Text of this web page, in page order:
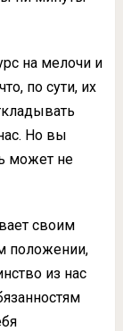
на мелочи и
по сути, их
Но вы
может не
своим
положении,
из нас